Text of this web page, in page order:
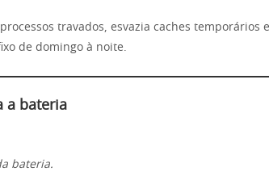
travados, esvazia caches temporários
de domingo à noite.
a bateria
bateria.